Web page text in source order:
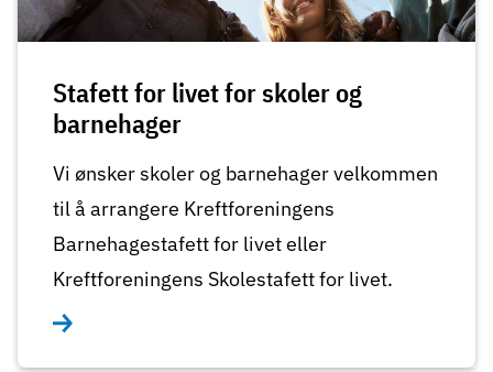
Stafett for livet for skoler og
barnehager
Vi ønsker skoler og barnehager velkommen
til å arrangere Kreftforeningens
Barnehagestafett for livet eller
Kreftforeningens Skolestafett for livet.